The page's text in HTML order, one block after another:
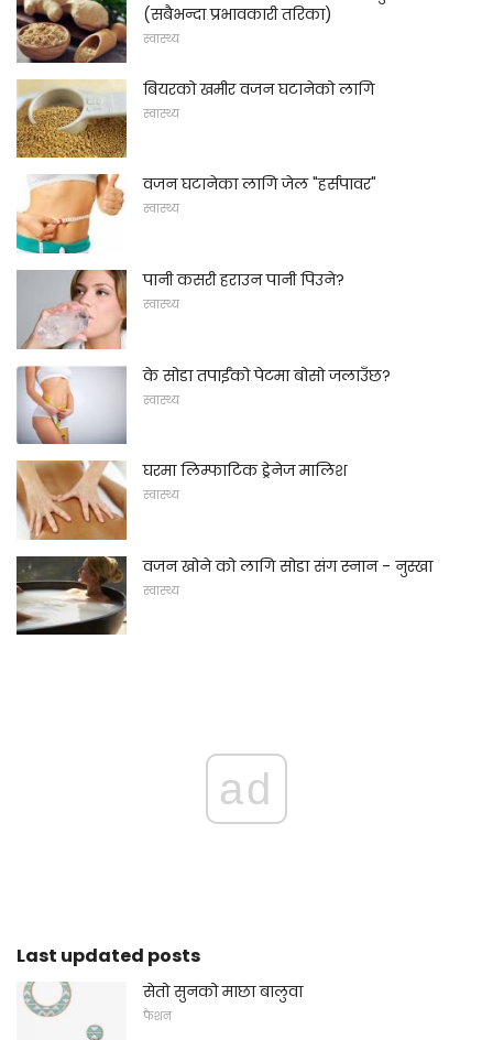
(सबैभन्दा प्रभावकारी तरिका)
स्वास्थ्य
बियरको खमीर वजन घटानेको लागि
स्वास्थ्य
वजन घटानेका लागि जेल "हर्सपावर"
स्वास्थ्य
पानी कसरी हराउन पानी पिउने?
स्वास्थ्य
के सोडा तपाईंको पेटमा बोसो जलाउँछ?
स्वास्थ्य
घरमा लिम्फाटिक ड्रेनेज मालिश
स्वास्थ्य
वजन खोने को लागि सोडा संग स्नान - नुस्खा
स्वास्थ्य
ad
Last updated posts
सेतो सुनको माछा बालुवा
फैशन